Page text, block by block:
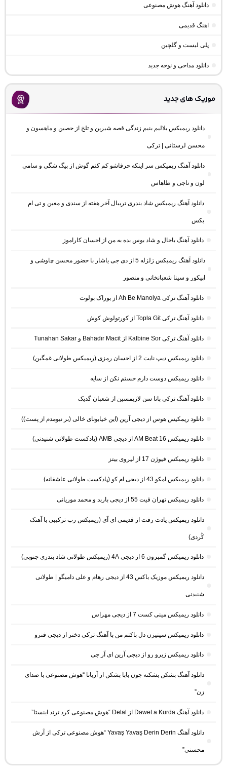
دانلود آهنگ هوش مصنوعی
اهنگ قدیمی
پلی لیست و گلچین
دانلود مداحی و نوحه جدید
موزیک های جدید
دانلود ریمیکس بلالیم بنیم زندگی قصه شیرین و تلخ از حصین و ماهسون و
محسن لرستانی | ترکی
دانلود آهنگ ریمیکس سر اینکه حرفاشو کم کنم گوش از بیگ شگی و سامی
لون و ناجی و طاهاس
دانلود آهنگ ریمیکس شاد بندری تریبال آخر هفته از سندی و معین و تی ام
بکس
دانلود آهنگ باحال و شاد بوس بده به من از احسان کاراموز
دانلود آهنگ ریمیکس زلزله 5 از دی جی یاشار با حضور محسن چاوشی و
اپیکور و سینا شعبانخانی و منصور
دانلود آهنگ ترکی Ah Be Manolya از بوراک بولوت
دانلود آهنگ ترکی Topla Git از کورتولوش کوش
دانلود آهنگ ترکی Kalbine Sor از Bahadır Macit و Tunahan Sakar
دانلود ریمیکس دیپ نایت 2 از احسان رمزی (ریمیکس طولانی غمگین)
دانلود ریمیکس دوست دارم خستم نکن از سایه
دانلود آهنگ ترکی بانا سن لازیمسین از شعبان گدیک
دانلود ریمکیس هوس از دیجی آرین (این خیابونای خالی (بر نیومدم از پست))
دانلود ریمیکس AM Beat 16 از دیجی AMB (پادکست طولانی شنیدنی)
دانلود ریمیکس فیوژن 17 از لیروی بیتز
دانلود ریمیکس امکو 43 از دیجی ام کو (پادکست طولانی عاشقانه)
دانلود ریمیکس تهران فیت 55 از دیجی باربد و محمد موریانی
دانلود ریمیکس یادت رفت از قدیمی ای آی (ریمیکس رپ ترکیبی با آهنک
کُردی)
دانلود ریمیکس گمبرون 6 از دیجی 4A (ریمیکس طولانی شاد بندری جنوبی)
دانلود ریمیکس موزیک باکس 43 از دیجی رهام و علی دامیگو | طولانی
شنیدنی
دانلود ریمیکس مینی کست 7 از دیجی مهراس
دانلود ریمیکس سیتیزن دل پاکتم من با آهنگ ترکی دختر از دیجی فنزو
دانلود ریمیکس زیرو رو از دیجی آرین ای آر جی
دانلود آهنگ بشکن بشکنه جون بابا بشکن از آریانا “هوش مصنوعی با صدای
زن”
دانلود آهنگ Dawet a Kurda از Delal “هوش مصنوعی کرد ترند اینستا”
دانلود آهنگ Yavaş Yavaş Derin Derin “هوش مصنوعی ترکی از آرش
محسنی”